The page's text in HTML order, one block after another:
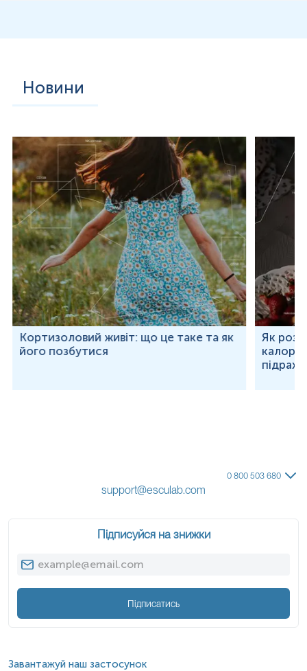
Новини
Кортизоловий живіт: що це таке та як
його позбутися
Як
0 800 503 680
support@esculab.com
Підписуйся на знижки
Підписатись
Завантажуй наш застосунок